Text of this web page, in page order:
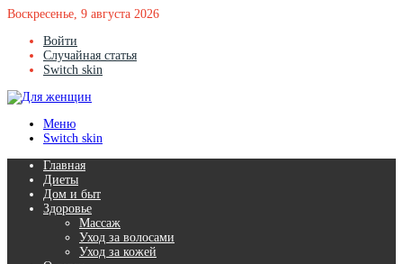
Воскресенье, 9 августа 2026
Войти
Случайная статья
Switch skin
Меню
Switch skin
Главная
Диеты
Дом и быт
Здоровье
Массаж
Уход за волосами
Уход за кожей